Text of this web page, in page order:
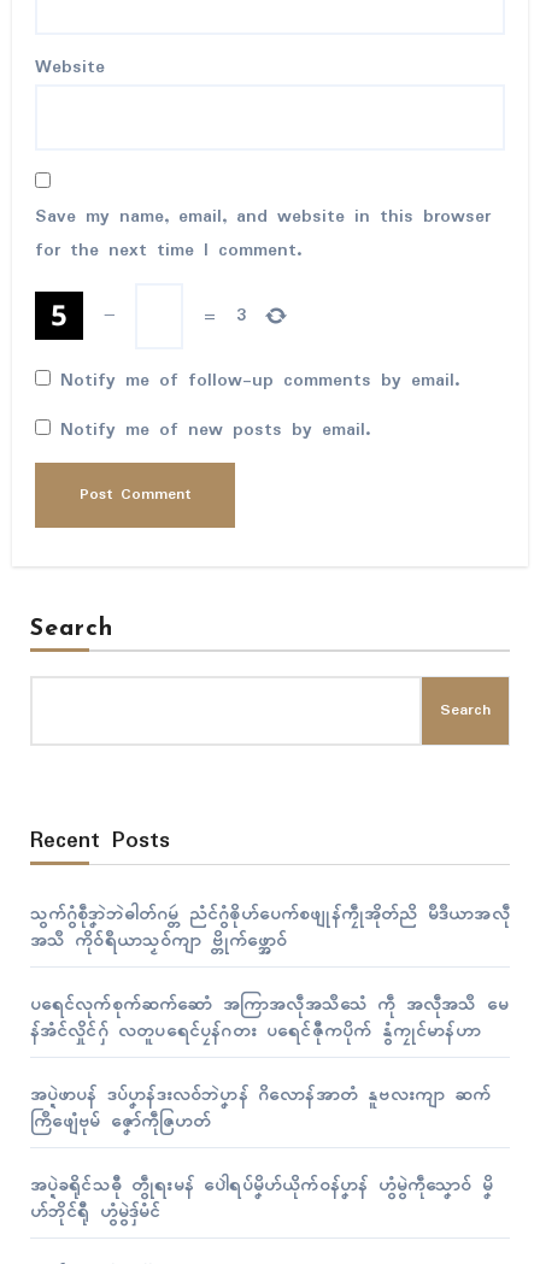
Website
Save my name, email, and website in this browser
for the next time I comment.
− = 3
Notify me of follow-up comments by email.
Notify me of new posts by email.
Search
Search
Recent Posts
သွက်ဂွံစဵုဒၞာဲဘဲဓါတ်ဂမ္တဴ ညံၚ်ဂွံၜိုဟ်ပေက်စဖျုန်ကၠဵုအိုတ်ညိ မဳဒဳယာအလဵု
အသဳ ကိုဝ်ရဳယာသၟဝ်ကျာ ဗ္တိုက်ဖ္အောဝ်
ပရေၚ်လုက်စုက်ဆက်ဆောံ အကြာအလဵုအသဳသေံ ကဵု အလဵုအသဳ မေ
န်အံၚ်လှိုၚ်ဂှ် လတူပရေၚ်ပၠန်ဂတး ပရေၚ်ဇီုကပိုက် နွံကၠုၚ်မာန်ဟာ
အပ္ဍဲဖာပန် ဒပ်ပၞာန်ဒးလဝ်ဘဲပၞာန် ဂိလောန်အာတံ နူဗလးကျာ ဆက်
ကြဳဖျေံဗုမ် ဇၞော်ကဵုဇြဟတ်
အပ္ဍဲခရိုၚ်သဓီု တွဵုရးမန် ပေါဲရပ်မၞိဟ်ယိုက်ဝန်ပၞာန် ဟွံမွဲကဵုသၞောဝ် မၞိ
ဟ်ဘိုၚ်ရီု ဟွံမွဲဒှ်မံၚ်